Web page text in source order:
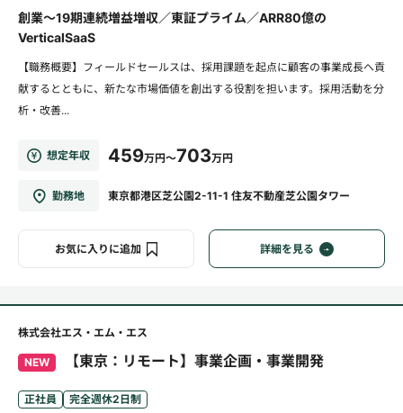
創業～19期連続増益増収／東証プライム／ARR80億の
VerticalSaaS
【職務概要】フィールドセールスは、採用課題を起点に顧客の事業成長へ貢
献するとともに、新たな市場価値を創出する役割を担います。採用活動を分
析・改善...
想定年収 459万円～703万円
勤務地 東京都港区芝公園2-11-1 住友不動産芝公園タワー
お気に入りに追加 詳細を見る
株式会社エス・エム・エス
NEW 【東京：リモート】事業企画・事業開発
正社員 完全週休2日制